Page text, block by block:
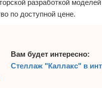
разработкой
по доступной цене.
Вам будет интересно:
Стеллаж "Каллакс" в